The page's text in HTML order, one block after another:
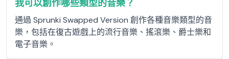
我可以創作哪些類型的音樂？
通過 Sprunki Swapped Version 創作各種音樂類型的音
樂，包括在復古遊戲上的流行音樂、搖滾樂、爵士樂和
電子音樂。